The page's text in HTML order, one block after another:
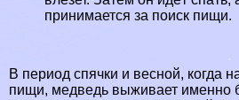
принимается за поиск пищи.
В период спячки и весной, когда
пищи, медведь выживает именно